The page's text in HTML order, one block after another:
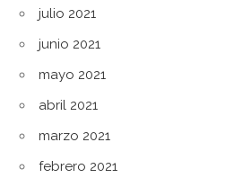
julio 2021
junio 2021
mayo 2021
abril 2021
marzo 2021
febrero 2021